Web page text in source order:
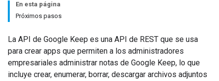
En esta página
Próximos pasos
La API de Google Keep es una API de REST que se usa
para crear apps que permiten a los administradores
empresariales administrar notas de Google Keep, lo que
incluye crear, enumerar, borrar, descargar archivos adjuntos